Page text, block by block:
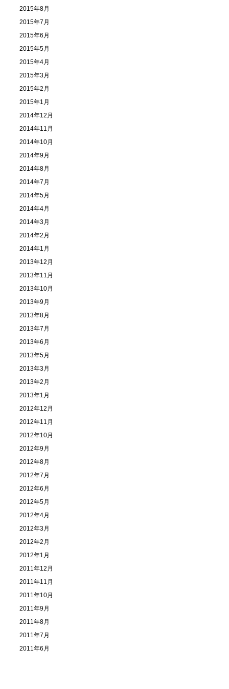
2015年8月
2015年7月
2015年6月
2015年5月
2015年4月
2015年3月
2015年2月
2015年1月
2014年12月
2014年11月
2014年10月
2014年9月
2014年8月
2014年7月
2014年5月
2014年4月
2014年3月
2014年2月
2014年1月
2013年12月
2013年11月
2013年10月
2013年9月
2013年8月
2013年7月
2013年6月
2013年5月
2013年3月
2013年2月
2013年1月
2012年12月
2012年11月
2012年10月
2012年9月
2012年8月
2012年7月
2012年6月
2012年5月
2012年4月
2012年3月
2012年2月
2012年1月
2011年12月
2011年11月
2011年10月
2011年9月
2011年8月
2011年7月
2011年6月